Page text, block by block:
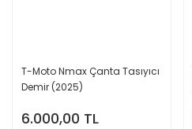
T-Moto Nmax Çanta Tasıyıcı
Demir (2025)
6.000,00 TL